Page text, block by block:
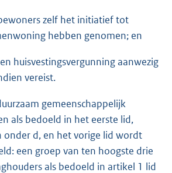
zelf het initiatief tot
hebben genomen; en
huisvestingsvergunning aanwezig
vereist.
gemeenschappelijk
als bedoeld in het eerste lid,
onder d, en het vorige lid wordt
een groep van ten hoogste drie
als bedoeld in artikel 1 lid